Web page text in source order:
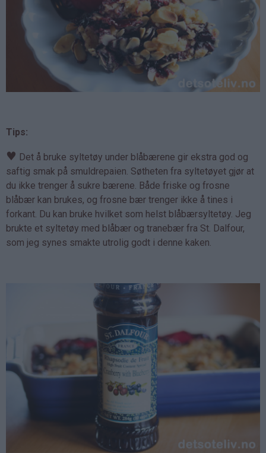
Tips:
♥ Det å bruke syltetøy under blåbærene gir ekstra god og
saftig smak på smuldrepaien. Søtheten fra syltetøyet gjør at
du ikke trenger å sukre bærene. Både friske og frosne
blåbær kan brukes, og frosne bær trenger ikke å tines i
forkant. Du kan bruke hvilket som helst blåbærsyltetøy. Jeg
brukte et syltetøy med blåbær og tranebær fra St. Dalfour,
som jeg synes smakte utrolig godt i denne kaken.